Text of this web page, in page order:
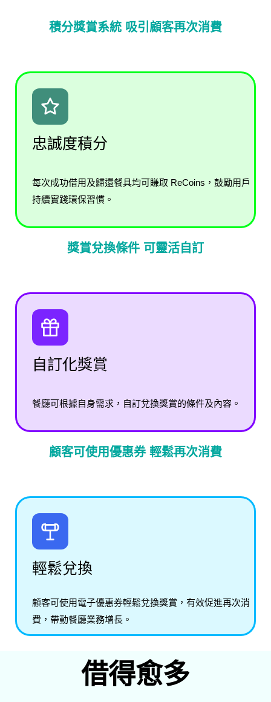
積分獎賞系統 吸引顧客再次消費
忠誠度積分
每次成功借用及歸還餐具均可賺取 ReCoins，鼓勵用戶
持續實踐環保習慣。
獎賞兌換條件 可靈活自訂
自訂化獎賞
餐廳可根據自身需求，自訂兌換獎賞的條件及內容。
顧客可使用優惠券 輕鬆再次消費
輕鬆兌換
顧客可使用電子優惠券輕鬆兌換獎賞，有效促進再次消
費，帶動餐廳業務增長。
借得愈多